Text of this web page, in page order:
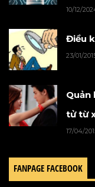
10/12/
Điều
23/01/
Quản
tử từ
17/04/
FANPAGE FACEBOOK